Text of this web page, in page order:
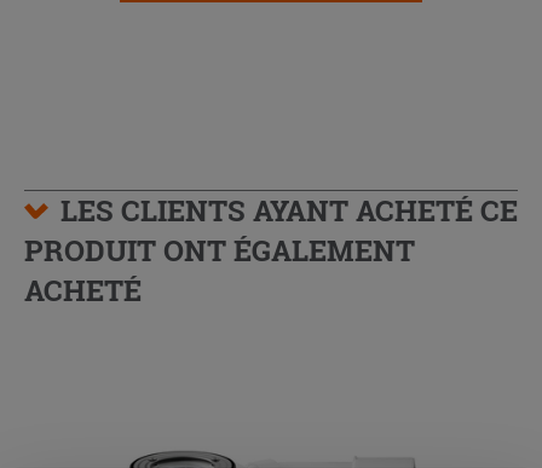
LES CLIENTS AYANT ACHETÉ CE
PRODUIT ONT ÉGALEMENT
ACHETÉ